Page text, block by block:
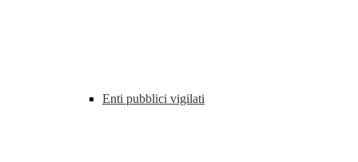
Enti pubblici vigilati